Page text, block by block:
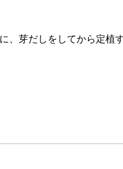
、芽だしをしてから定植